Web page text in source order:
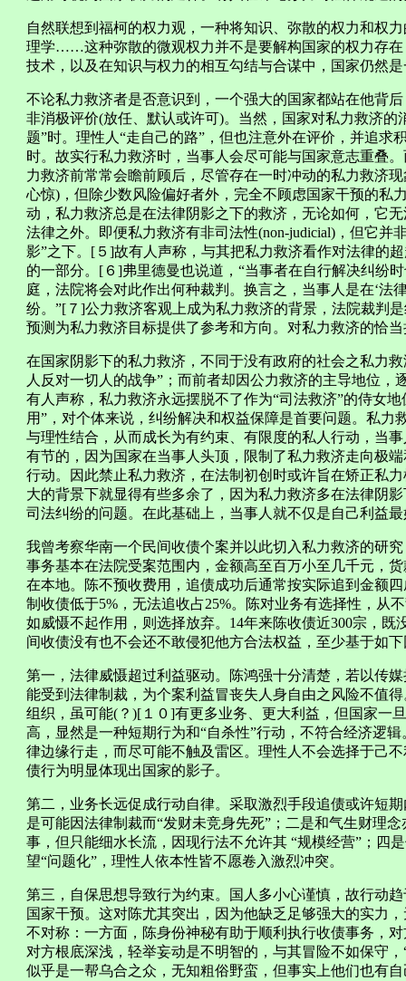
自然联想到福柯的权力观，一种将知识、弥散的权力和权
理学……这种弥散的微观权力并不是要解构国家的权力存
技术，以及在知识与权力的相互勾结与合谋中，国家仍然
不论私力救济者是否意识到，一个强大的国家都站在他背
非消极评价(放任、默认或许可)。当然，国家对私力救济的
题”时。理性人“走自己的路”，但也注意外在评价，并追求
时。故实行私力救济时，当事人会尽可能与国家意志重叠
力救济前常常会瞻前顾后，尽管存在一时冲动的私力救济
心惊)，但除少数风险偏好者外，完全不顾虑国家干预的私
动，私力救济总是在法律阴影之下的救济，无论如何，它
法律之外。即便私力救济有非司法性(non-judicial)，但它并
影”之下。[５]故有人声称，与其把私力救济看作对法律的超
的一部分。[６]弗里德曼也说道，“当事者在自行解决纠纷
庭，法院将会对此作出何种裁判。换言之，当事人是在‘法
纷。”[７]公力救济客观上成为私力救济的背景，法院裁判
预测为私力救济目标提供了参考和方向。对私力救济的恰
在国家阴影下的私力救济，不同于没有政府的社会之私力
人反对一切人的战争”；而前者却因公力救济的主导地位
有人声称，私力救济永远摆脱不了作为“司法救济”的侍女
用”，对个体来说，纠纷解决和权益保障是首要问题。私
与理性结合，从而成长为有约束、有限度的私人行动，当
有节的，因为国家在当事人头顶，限制了私力救济走向极
行动。因此禁止私力救济，在法制初创时或许旨在矫正私
大的背景下就显得有些多余了，因为私力救济多在法律阴
司法纠纷的问题。在此基础上，当事人就不仅是自己利益
我曾考察华南一个民间收债个案并以此切入私力救济的研
事务基本在法院受案范围内，金额高至百万小至几千元，
在本地。陈不预收费用，追债成功后通常按实际追到金额
制收债低于5%，无法追收占25%。陈对业务有选择性，从
如威慑不起作用，则选择放弃。14年来陈收债近300宗，
间收债没有也不会还不敢侵犯他方合法权益，至少基于如
第一，法律威慑超过利益驱动。陈鸿强十分清楚，若以传
能受到法律制裁，为个案利益冒丧失人身自由之风险不值
组织，虽可能(？)[１０]有更多业务、更大利益，但国家一
高，显然是一种短期行为和“自杀性”行动，不符合经济逻
律边缘行走，而尽可能不触及雷区。理性人不会选择于己
债行为明显体现出国家的影子。
第二，业务长远促成行动自律。采取激烈手段追债或许短
是可能因法律制裁而“发财未竞身先死”；二是和气生财理
事，但只能细水长流，因现行法不允许其 “规模经营”；四
望“问题化”，理性人依本性皆不愿卷入激烈冲突。
第三，自保思想导致行为约束。国人多小心谨慎，故行动
国家干预。这对陈尤其突出，因为他缺乏足够强大的实力
不对称：一方面，陈身份神秘有助于顺利执行收债事务，
对方根底深浅，轻举妄动是不明智的，与其冒险不如保守
似乎是一帮乌合之众，无知粗俗野蛮，但事实上他们也有